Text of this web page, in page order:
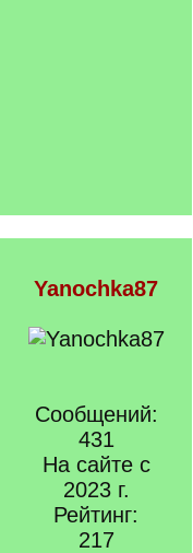
Yanochka87
Сообщений:
431
На сайте с
2023 г.
Рейтинг:
217